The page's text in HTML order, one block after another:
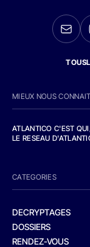
MIEUX NOUS
ATLANTICO C'EST
LE RESEAU
CATEGORIES
DECRYPTAGES
DOSSIERS
RENDEZ-VOUS